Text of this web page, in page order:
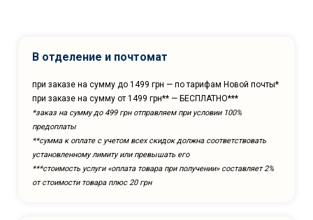
В отделение и почтомат
при заказе на сумму до 1499 грн — по тарифам Новой почты*
при заказе на сумму от 1499 грн** — БЕСПЛАТНО***
*заказ на сумму до 499 грн отправляем при условии 100%
предоплаты
**сумма к оплате с учетом всех скидок должна соответствовать
установленному лимиту или превышать его
***cтоимость услуги «оплата товара при получении» составляет 2%
от стоимости товара плюс 20 грн